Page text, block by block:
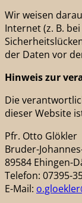
Wir weisen
Internet (z. B.
der Daten vor
Hinweis zur
Die
dieser Website
Pfr. Otto Glökler
Bruder-
89584 Ehingen-
Telefon: 07395-
E-Mail: